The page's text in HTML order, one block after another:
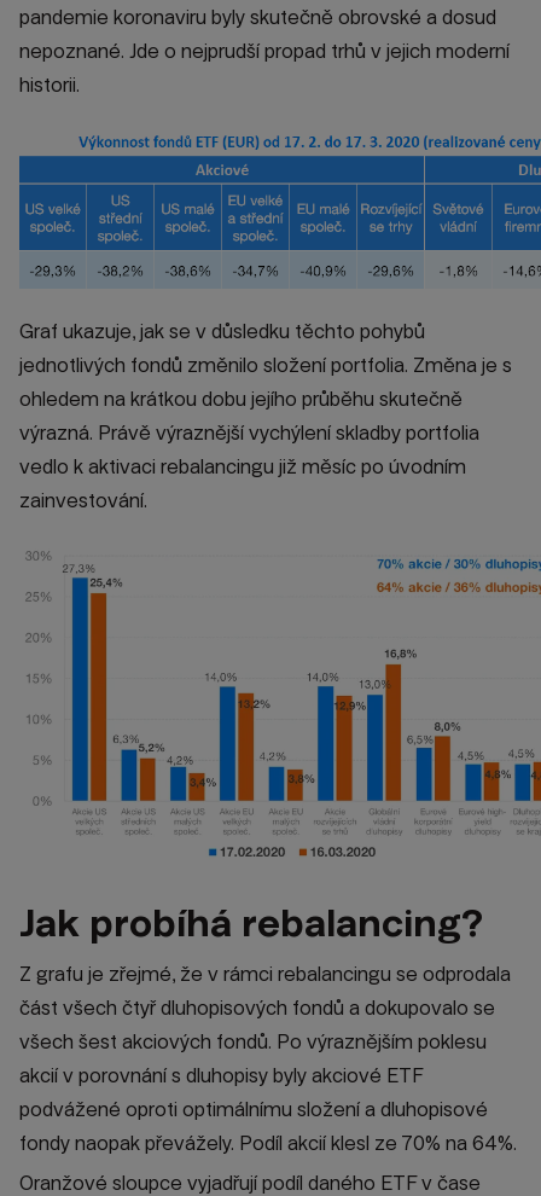
pandemie koronaviru byly skutečně obrovské a dosud
nepoznané. Jde o nejprudší propad trhů v jejich moderní
historii.
Graf ukazuje, jak se v důsledku těchto pohybů
jednotlivých fondů změnilo složení portfolia. Změna je s
ohledem na krátkou dobu jejího průběhu skutečně
výrazná. Právě výraznější vychýlení skladby portfolia
vedlo k aktivaci rebalancingu již měsíc po úvodním
zainvestování.
Jak probíhá rebalancing?
Z grafu je zřejmé, že v rámci rebalancingu se odprodala
část všech čtyř dluhopisových fondů a dokupovalo se
všech šest akciových fondů. Po výraznějším poklesu
akcií v porovnání s dluhopisy byly akciové ETF
podvážené oproti optimálnímu složení a dluhopisové
fondy naopak převážely. Podíl akcií klesl ze 70% na 64%.
Oranžové sloupce vyjadřují podíl daného ETF v čase